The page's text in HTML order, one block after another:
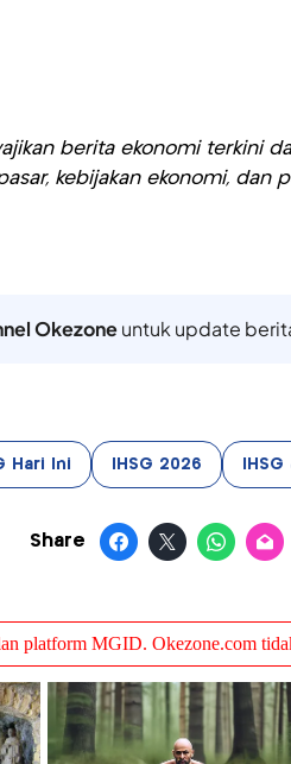
berita ekonomi terkini
kebijakan ekonomi, dan
Okezoneuntuk update
Hari Ini IHSG 2026
Share